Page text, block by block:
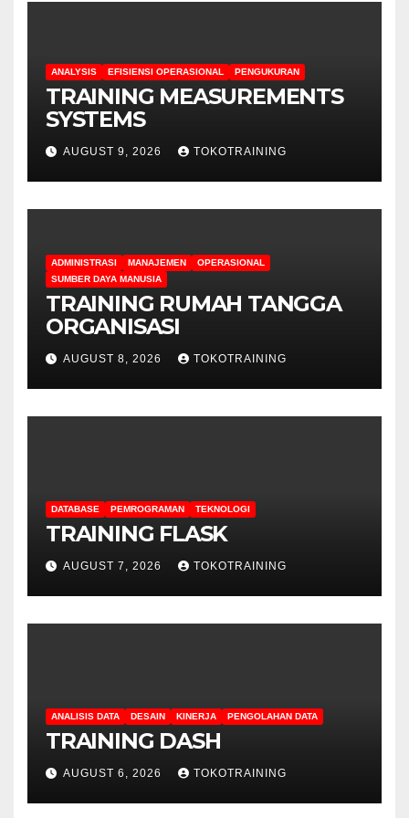
ANALYSIS EFISIENSI OPERASIONAL PENGUKURAN
TRAINING MEASUREMENTS
SYSTEMS
AUGUST 9, 2026 TOKOTRAINING
ADMINISTRASI MANAJEMEN
OPERASIONAL
SUMBER DAYA MANUSIA
TRAINING RUMAH TANGGA
ORGANISASI
AUGUST 8, 2026 TOKOTRAINING
DATABASE PEMROGRAMAN TEKNOLOGI
TRAINING FLASK
AUGUST 7, 2026 TOKOTRAINING
ANALISIS DATA DESAIN KINERJA PENGOLAHAN DATA
TRAINING DASH
AUGUST 6, 2026 TOKOTRAINING